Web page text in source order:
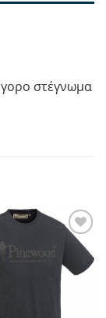
στέγνωμα
Προσθήκη
Αγαπημένα!